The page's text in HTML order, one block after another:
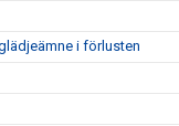
i förlusten